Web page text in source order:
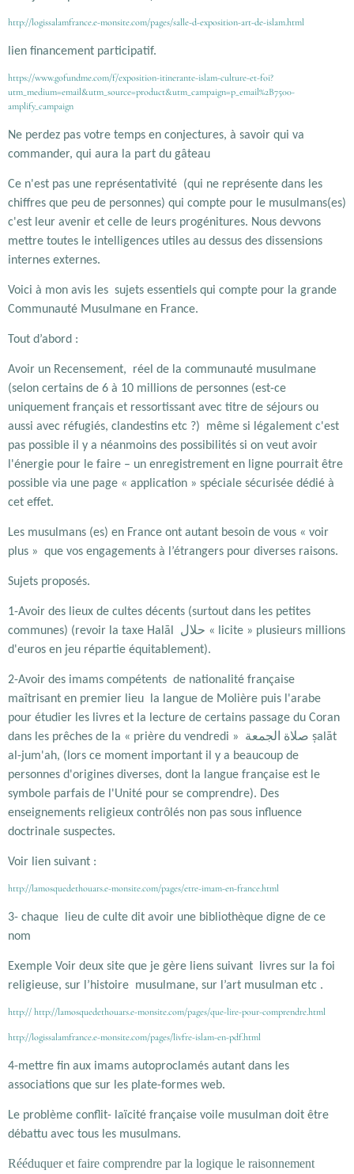
http://logissalamfrance.e-monsite.com/pages/salle-d-exposition-art-de-islam.html
lien financement participatif.
https://www.gofundme.com/f/exposition-itinerante-islam-culture-et-foi?
utm_medium=email&utm_source=product&utm_campaign=p_email%2B7500-
amplify_campaign
Ne perdez pas votre temps en conjectures, à savoir qui va
commander, qui aura la part du gâteau
Ce n'est pas une représentativité (qui ne représente dans les
chiffres que peu de personnes) qui compte pour le musulmans(es)
c'est leur avenir et celle de leurs progénitures. Nous devvons
mettre toutes le intelligences utiles au dessus des dissensions
internes externes.
Voici à mon avis les sujets essentiels qui compte pour la grande
Communauté Musulmane en France.
Tout d’abord :
Avoir un Recensement, réel de la communauté musulmane
(selon certains de 6 à 10 millions de personnes (est-ce
uniquement français et ressortissant avec titre de séjours ou
aussi avec réfugiés, clandestins etc ?) même si légalement c'est
pas possible il y a néanmoins des possibilités si on veut avoir
l'énergie pour le faire – un enregistrement en ligne pourrait être
possible via une page « application » spéciale sécurisée dédié à
cet effet.
Les musulmans (es) en France ont autant besoin de vous « voir
plus » que vos engagements à l’étrangers pour diverses raisons.
Sujets proposés.
1-Avoir des lieux de cultes décents (surtout dans les petites
communes) (revoir la taxe Halāl حلال « licite » plusieurs millions
d'euros en jeu répartie équitablement).
2-Avoir des imams compétents de nationalité française
maîtrisant en premier lieu la langue de Molière puis l'arabe
pour étudier les livres et la lecture de certains passage du Coran
dans les prêches de la « prière du vendredi » صلاة الجمعة ṣalāt
al-jum'ah, (lors ce moment important il y a beaucoup de
personnes d'origines diverses, dont la langue française est le
symbole parfais de l'Unité pour se comprendre). Des
enseignements religieux contrôlés non pas sous influence
doctrinale suspectes.
Voir lien suivant :
http://lamosquedethouars.e-monsite.com/pages/etre-imam-en-france.html
3- chaque lieu de culte dit avoir une bibliothèque digne de ce
nom
Exemple Voir deux site que je gère liens suivant livres sur la foi
religieuse, sur l’histoire musulmane, sur l’art musulman etc .
http:// http://lamosquedethouars.e-monsite.com/pages/que-lire-pour-comprendre.html
http://logissalamfrance.e-monsite.com/pages/livfre-islam-en-pdf.html
4-mettre fin aux imams autoproclamés autant dans les
associations que sur les plate-formes web.
Le problème conflit- laïcité française voile musulman doit être
débattu avec tous les musulmans.
Rééduquer et faire comprendre par la logique le raisonnement